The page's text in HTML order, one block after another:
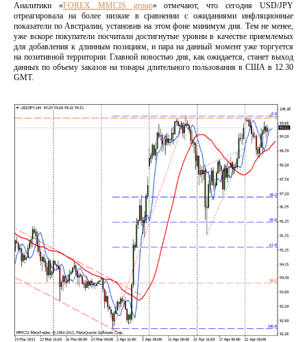
Аналитики «FOREX MMCIS group» отмечают, что сегодня USD/JPY
отреагировала на более низкие в сравнении с ожиданиями инфляционные
показатели по Австралии, установив на этом фоне минимум дня. Тем не менее,
уже вскоре покупатели посчитали достигнутые уровни в качестве приемлемых
для добавления к длинным позициям, и пара на данный момент уже торгуется
на позитивной территории. Главной новостью дня, как ожидается, станет выход
данных по объему заказов на товары длительного пользования в США в 12.30
GMT.